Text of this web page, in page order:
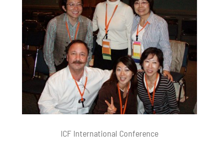
ICF International Conference